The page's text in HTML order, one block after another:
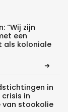
“Wij zijn
een
als koloniale
in
in
van stookolie